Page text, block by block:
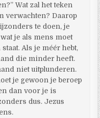
Wat zal het teken
verwachten? Daarop
te doen, je
je als mens moet
Als je méér hebt,
die minder heeft.
niet uitplunderen.
je gewoon je beroep
dan voor je is
dus. Jezus